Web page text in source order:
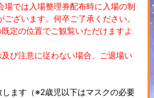
場では入場整理券配布時に入場の制
ざいます。何卒ご了承ください。
定の位置でご観覧いただけますよ
び注意に従わない場合、ご退場い
ます（※2歳児以下はマスクの必要